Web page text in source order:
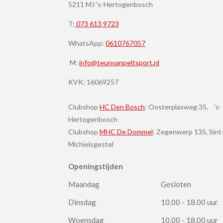
5211 MJ 's-Hertogenbosch
T: 073 613 9723
WhatsApp: 0610767057
M: info@teunvanpeltsport.nl
KVK: 16069257
Clubshop HC Den Bosch: Oosterplasweg 35, 's-
Hertogenbosch
Clubshop MHC De Dommel: Zegenwerp 135,
Michielsgestel
Openingstijden
Maandag
Gesloten
Dinsdag
10.00 - 18.00 uur
Woensdag
10.00 - 18.00 uur